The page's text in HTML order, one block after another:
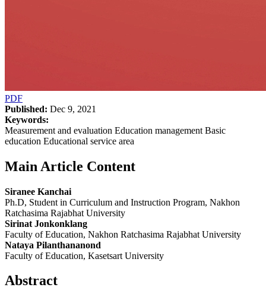
PDF
Published: Dec 9, 2021
Keywords:
Measurement and evaluation Education management Basic
education Educational service area
Main Article Content
Siranee Kanchai
Ph.D, Student in Curriculum and Instruction Program, Nakhon
Ratchasima Rajabhat University
Sirinat Jonkonklang
Faculty of Education, Nakhon Ratchasima Rajabhat University
Nataya Pilanthananond
Faculty of Education, Kasetsart University
Abstract